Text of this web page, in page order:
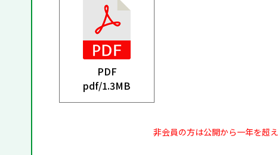
PDF
pdf/1.3MB
非会員の方は公開から一年を超